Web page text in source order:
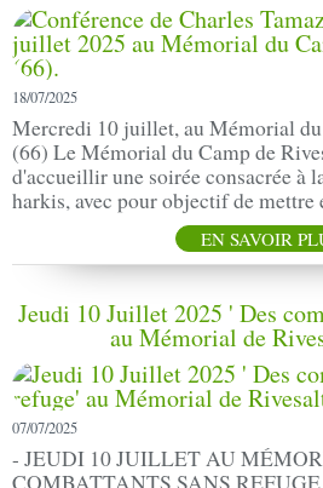
18/07/2025
Mercredi 10 juillet, au Mémorial du
(66) Le Mémorial du Camp de
d'accueillir une soirée consacrée à
harkis, avec pour objectif de mettre
EN SAVOIR
Jeudi 10 Juillet 2025 ' Des
au Mémorial de
07/07/2025
- JEUDI 10 JUILLET AU
COMBATTANTS SANS REFUGE